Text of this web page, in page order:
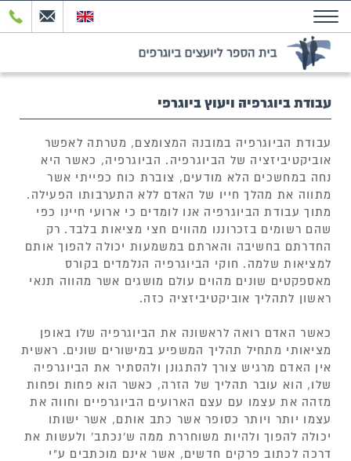
עבודת ביוגרפיה ויעוץ ביוגרפי
עבודת הביוגרפיה במובנה המצומצם, מטרתה לאפשר
אוביקטיביזציה של הביוגרפיה. הביוגרפיה, כאשר היא
נחה במחשכים הלא מודעים, צוברת כוח כפייתי אשר
מתווה את מהלך חייו של האדם ללא התערבותו הפעילה.
מתוך עבודת הביוגרפיה אנו לומדים כי ארועי חיינו כפי
שהם רשומים בזכרוננו מהווים חצי מציאות בלבד. רק
החדרתם בחשיבה והארתם במשמעות יכולה להפוך אותם
למציאות שלמה. חוקי הביוגרפיה הנלמדים בקורס
מאספקטים שונים מהוים עולם מושגים אשר מהווה תנאי
ראשון לתהליך אוביקטיביזציה כזה.
כאשר האדם רואה לראשונה את הביוגרפיה שלו באופן
מציאותי מתחיל תהליך המשפיע במישורים שונים. ראשית
אין האדם מרגיש צורך להתגונן ולהסתיר את הביוגרפיה
שלו, הוא עובר תהליך של הזרה, כאשר הוא פחות ופחות
מזהה את עצמו עם עצם הארועים הביוגרפיים וחווה את
עצמו יותר ויותר כסופר אשר כתב אותם, אשר ישותו
יכולה להפוך ולהיות משוחררת ממה ש'נכתב' ולעשות את
דרכה לכתוב פרקים חדשים, אשר אינם מוכתבים ע"י